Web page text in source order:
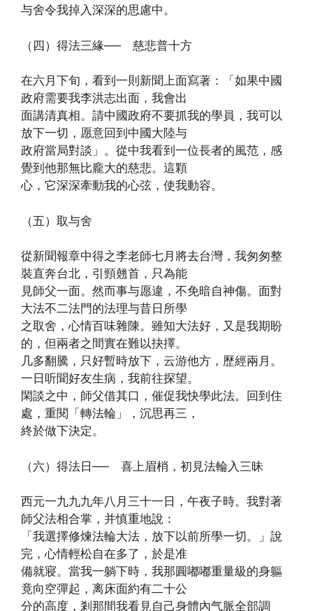
与舍令我掉入深深的思慮中。
（四）得法三緣── 慈悲普十方
在六月下旬，看到一則新聞上面寫著：「如果中國
政府需要我李洪志出面，我會出
面講清真相。請中國政府不要抓我的學員，我可以
放下一切，愿意回到中國大陸与
政府當局對談」。從中我看到一位長者的風范，感
覺到他那無比龐大的慈悲。這顆
心，它深深牽動我的心弦，使我動容。
（五）取与舍
從新聞報章中得之李老師七月將去台灣，我匆匆整
裝直奔台北，引頸翹首，只為能
見師父一面。然而事与愿違，不免暗自神傷。面對
大法不二法門的法理与昔日所學
之取舍，心情百味雜陳。雖知大法好，又是我期盼
的，但兩者之間實在難以抉擇。
几多翻騰，只好暫時放下，云游他方，歷經兩月。
一日听聞好友生病，我前往探望。
閑談之中，師父借其口，催促我快學此法。回到住
處，重閱「轉法輪」，沉思再三，
終於做下決定。
（六）得法日── 喜上眉梢，初見法輪入三昧
西元一九九九年八月三十一日，午夜子時。我對著
師父法相合掌，并慎重地說：
「我選擇修煉法輪大法，放下以前所學一切。」說
完，心情輕松自在多了，於是准
備就寢。當我一躺下時，我那圓嘟嘟重量級的身軀
竟向空彈起，离床面約有二十公
分的高度，剎那間我看見自己身體內气脈全部調